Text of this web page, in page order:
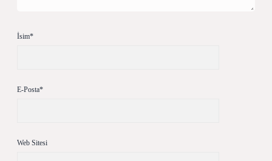
İsim*
E-Posta*
Web Sitesi